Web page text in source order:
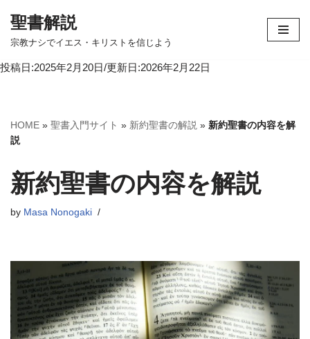
コ
テ
へ
ス
ッ
プ
聖書解説
宗教ナシでイエス・キリストを信じよう
投稿日:2025年2月20日/更新日:2026年2月22日
HOME » 聖書入門サイト » 新約聖書の解説 » 新約聖書の内容を解
説
新約聖書の内容を解説
by Masa Nonogaki